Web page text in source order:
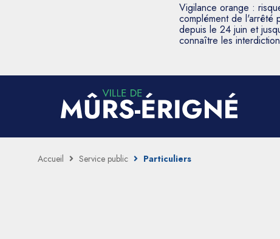
Vigilance orange :
complément de l'arrêté
depuis le 24 juin et
connaître les
Accueil Service public Particuliers